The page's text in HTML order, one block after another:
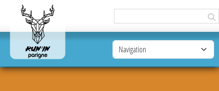
Panneau de gestion des cookies